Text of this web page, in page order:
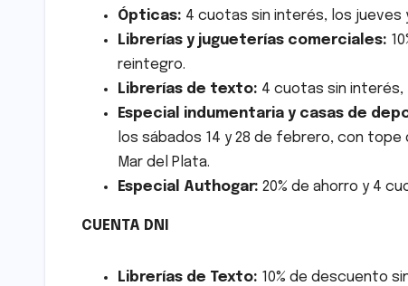
Ópticas: 4 cuotas sin interés, los jueves
Librerías y jugueterías comerciales:
reintegro.
Librerías de texto: 4 cuotas sin interés,
Especial indumentaria y casas de
los sábados 14 y 28 de febrero, con tope
Mar del Plata.
Especial Authogar: 20% de ahorro y 4
CUENTA DNI
Librerías de Texto: 10% de descuento